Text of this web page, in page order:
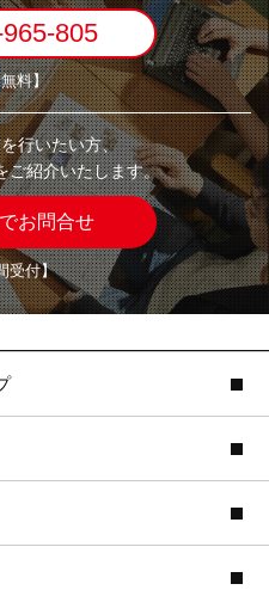
805
料】
行いたい方、
ご紹介いたします。
お問合せ
受付】